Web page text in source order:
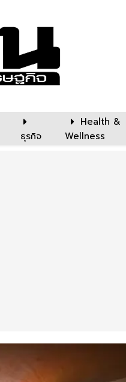
ธุรกิจ
Health &
Wellness